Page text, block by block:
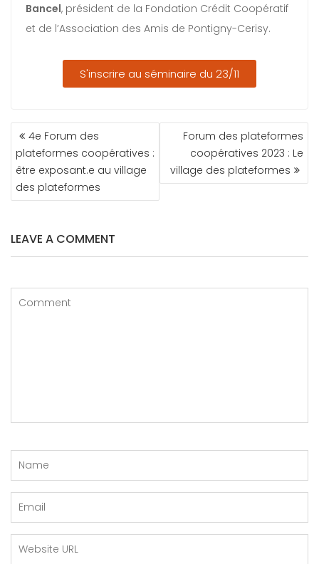
Bancel, président de la Fondation Crédit Coopératif
et de l’Association des Amis de Pontigny-Cerisy.
S'inscrire au séminaire du 23/11
4e Forum des
plateformes coopératives :
être exposant.e au village
des plateformes
Forum des plateformes
coopératives 2023 : Le
village des plateformes
LEAVE A COMMENT